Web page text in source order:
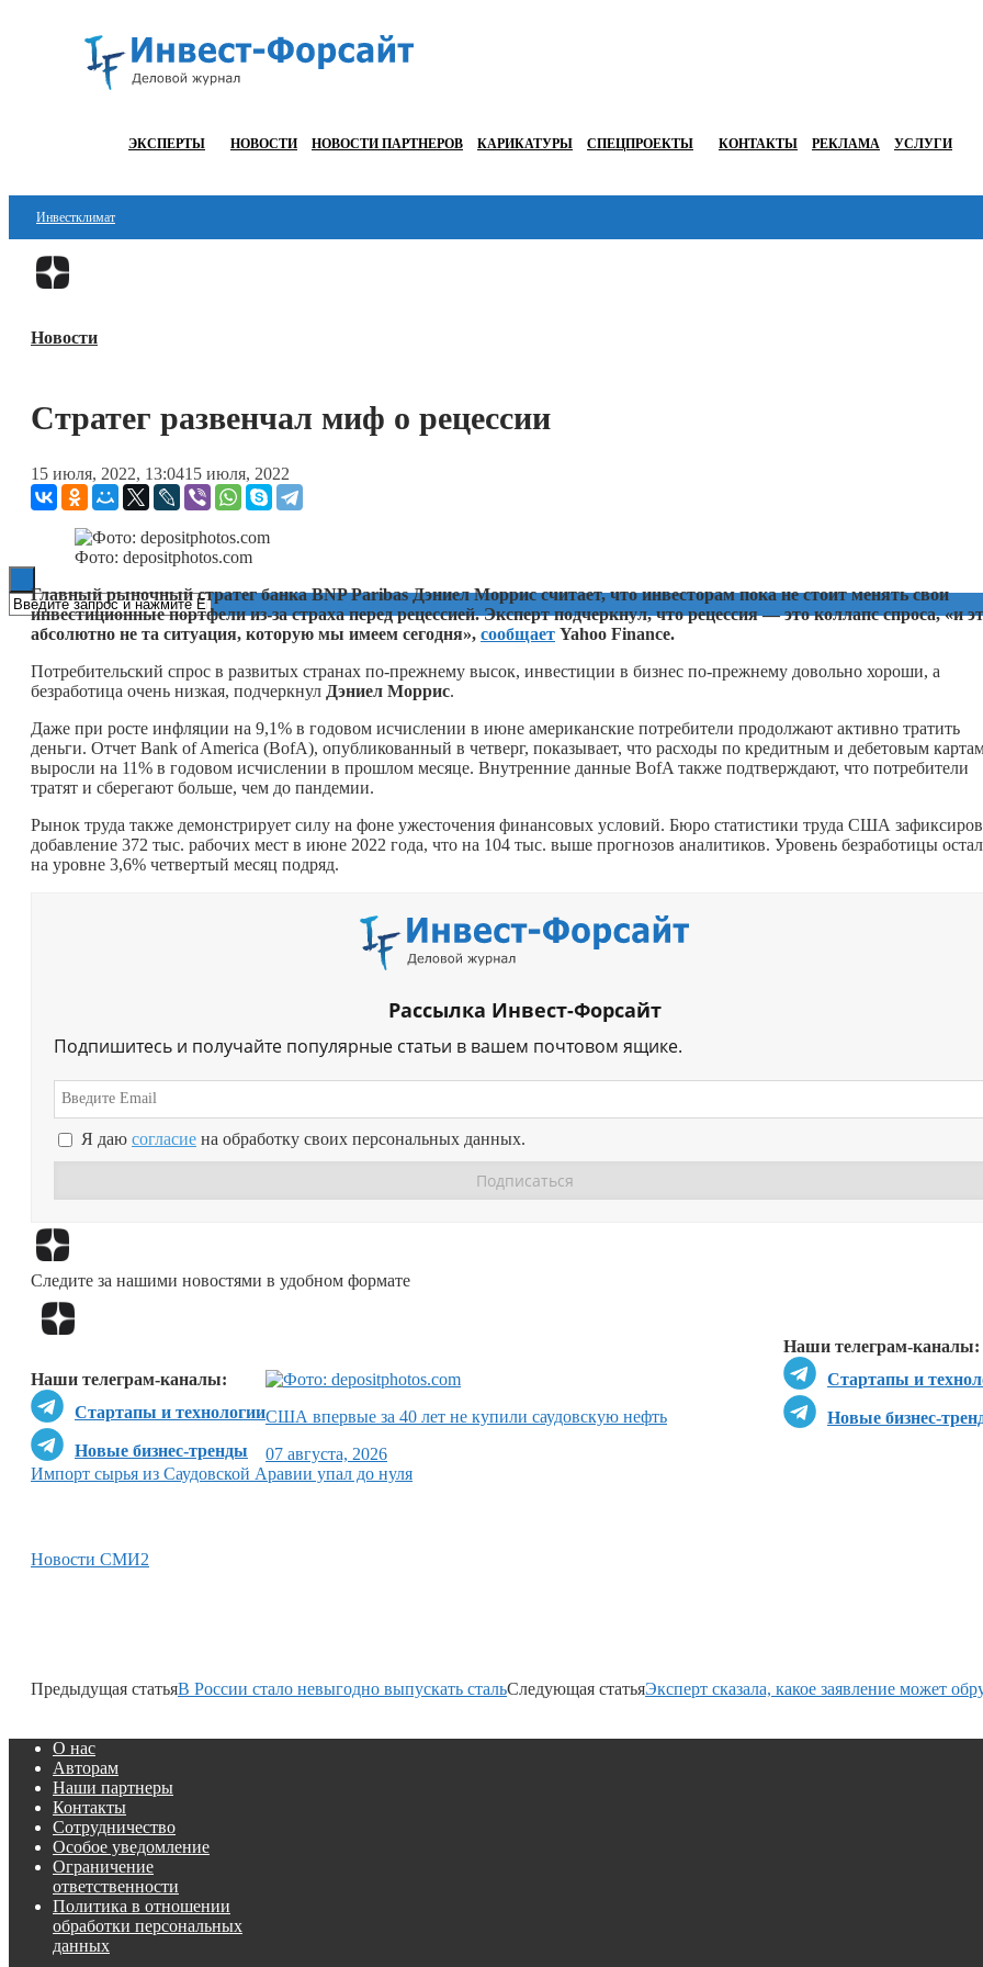
ЭКСПЕРТЫ НОВОСТИ НОВОСТИ ПАРТНЕРОВ КАРИКАТУРЫ СПЕЦПРОЕКТЫ КОНТАКТЫ РЕКЛАМА УСЛУГИ
Инвестклимат
Финансы
Блокчейн
Технологии
ESG
Новости
Стратег развенчал миф о рецессии
15 июля, 2022, 13:0415 июля, 2022
Фото: depositphotos.com
Главный рыночный стратег банка BNP Paribas Дэниел Моррис считает, что инвесторам пока не стоит менять свои
инвестиционные портфели из-за страха перед рецессией. Эксперт подчеркнул, что рецессия — это коллапс спроса, «и
абсолютно не та ситуация, которую мы имеем сегодня», сообщает Yahoo Finance.
Потребительский спрос в развитых странах по-прежнему высок, инвестиции в бизнес по-прежнему довольно хороши, а
безработица очень низкая, подчеркнул Дэниел Моррис.
Даже при росте инфляции на 9,1% в годовом исчислении в июне американские потребители продолжают активно тратить
деньги. Отчет Bank of America (BofA), опубликованный в четверг, показывает, что расходы по кредитным и дебетовым
выросли на 11% в годовом исчислении в прошлом месяце. Внутренние данные BofA также подтверждают, что потребители
тратят и сберегают больше, чем до пандемии.
Рынок труда также демонстрирует силу на фоне ужесточения финансовых условий. Бюро статистики труда США
добавление 372 тыс. рабочих мест в июне 2022 года, что на 104 тыс. выше прогнозов аналитиков. Уровень безработицы
на уровне 3,6% четвертый месяц подряд.
Рассылка Инвест-Форсайт
Подпишитесь и получайте популярные статьи в вашем почтовом ящике.
Я даю согласие на обработку своих персональных данных.
Следите за нашими новостями в удобном формате
Наши телеграм-каналы:
Стартапы и
Новые бизнес-
Наши телеграм-каналы:
Стартапы и технологии
Новые бизнес-тренды
США впервые за 40 лет не купили саудовскую нефть
07 августа, 2026
Импорт сырья из Саудовской Аравии упал до нуля
Новости СМИ2
Предыдущая статьяВ России стало невыгодно выпускать стальСледующая статьяЭксперт сказала, какое заявление может
О нас
Авторам
Наши партнеры
Контакты
Сотрудничество
Особое уведомление
Ограничение
ответственности
Политика в отношении
обработки персональных
данных